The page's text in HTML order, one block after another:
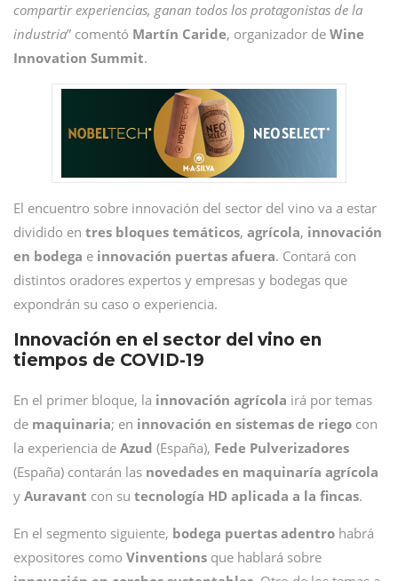
compartir experiencias, ganan todos los protagonistas de la
industria” comentó Martín Caride, organizador de Wine
Innovation Summit.
El encuentro sobre innovación del sector del vino va a estar
dividido en tres bloques temáticos, agrícola, innovación
en bodega e innovación puertas afuera. Contará con
distintos oradores expertos y empresas y bodegas que
expondrán su caso o experiencia.
Innovación en el sector del vino en
tiempos de COVID-19
En el primer bloque, la innovación agrícola irá por temas
de maquinaria; en innovación en sistemas de riego con
la experiencia de Azud (España), Fede Pulverizadores
(España) contarán las novedades en maquinaría agrícola
y Auravant con su tecnología HD aplicada a la fincas.
En el segmento siguiente, bodega puertas adentro habrá
expositores como Vinventions que hablará sobre